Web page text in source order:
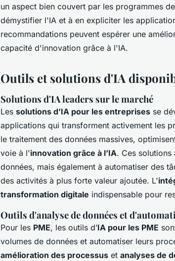
un aspect bien couvert par les programmes
démystifier l'IA et à en expliciter les
recommandations peuvent espérer une
capacité d'innovation grâce à l'IA.
Outils et solutions d'IA
Solutions d'IA leaders sur le marché
Les solutions d’IA pour les entreprises se
applications qui transforment activement les
le traitement des données massives,
voie à l'innovation grâce à l’IA. Ces solutions
données, mais également à automatiser des
des activités à plus forte valeur ajoutée. L'
transformation digitale indispensable pour
Outils d'analyse de données et
Pour les PME, les outils d’IA pour les PME
volumes de données et automatiser leurs
amélioration des processus et analyses de